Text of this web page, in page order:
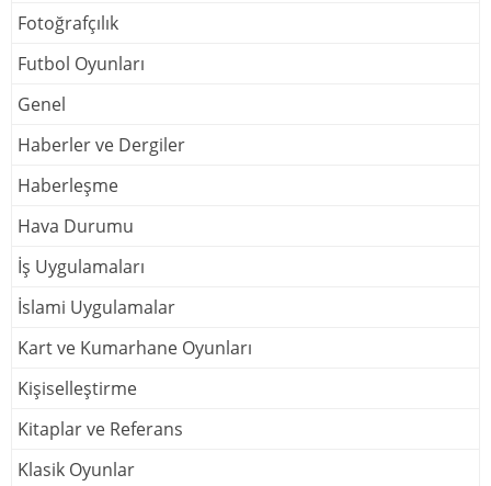
Fotoğrafçılık
Futbol Oyunları
Genel
Haberler ve Dergiler
Haberleşme
Hava Durumu
İş Uygulamaları
İslami Uygulamalar
Kart ve Kumarhane Oyunları
Kişiselleştirme
Kitaplar ve Referans
Klasik Oyunlar